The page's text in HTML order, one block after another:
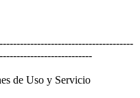
de Uso y Servicio